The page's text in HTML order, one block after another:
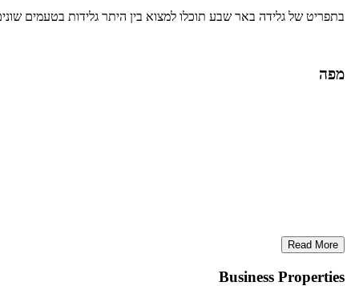
בתפריט של גלידה באר שבע תוכלו למצוא בין היתר גלידות בטעמים שונים,
מפה
Read More
Business Properties